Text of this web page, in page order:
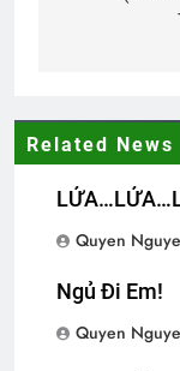
Related News
Quyen
Ngủ Đi Em!
Quyen